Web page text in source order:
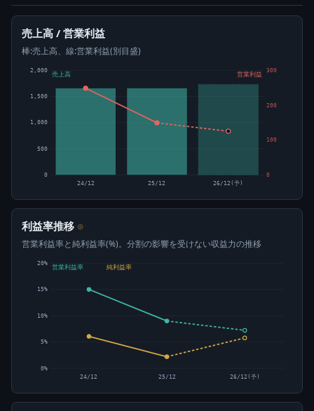
売上高 / 営業利益
棒:売上高、線:営業利益(別目盛)
0
500
1,000
1,500
2,000
0
100
200
300
24/12 25/12 26/12(予)
売上高 営業利益
利益率推移 ⊙
営業利益率と純利益率(%)。分割の影響を受けない収益力の推移
0%
5%
10%
15%
20%
営業利益率 純利益率
24/12 25/12 26/12(予)